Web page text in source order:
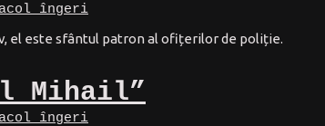
îngeri
el este sfântul patron al ofițerilor de poliție.
Mihail”
îngeri